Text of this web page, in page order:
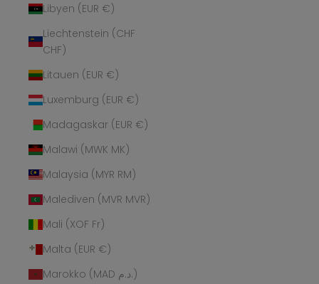
Libyen (EUR €)
Liechtenstein (CHF
CHF)
Litauen (EUR €)
Luxemburg (EUR €)
Madagaskar (EUR €)
Malawi (MWK MK)
Malaysia (MYR RM)
Malediven (MVR MVR)
Mali (XOF Fr)
Malta (EUR €)
Marokko (MAD د.م.)